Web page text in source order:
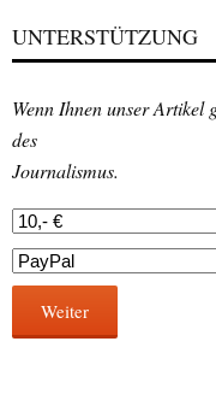
UNTERSTÜTZUNG
Wenn Ihnen unser Artikel
des
Journalismus.
Weiter